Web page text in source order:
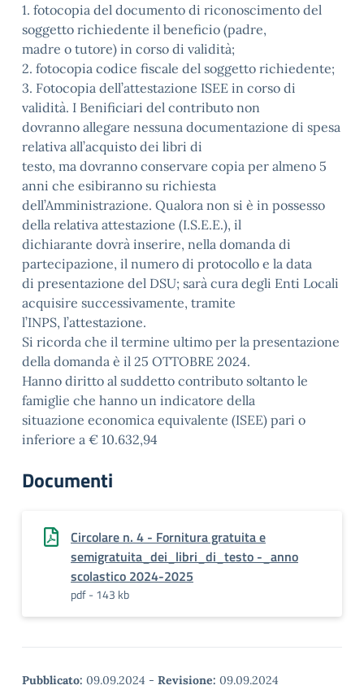
1. fotocopia del documento di riconoscimento del
soggetto richiedente il beneficio (padre,
madre o tutore) in corso di validità;
2. fotocopia codice fiscale del soggetto richiedente;
3. Fotocopia dell’attestazione ISEE in corso di
validità. I Benificiari del contributo non
dovranno allegare nessuna documentazione di spesa
relativa all’acquisto dei libri di
testo, ma dovranno conservare copia per almeno 5
anni che esibiranno su richiesta
dell’Amministrazione. Qualora non si è in possesso
della relativa attestazione (I.S.E.E.), il
dichiarante dovrà inserire, nella domanda di
partecipazione, il numero di protocollo e la data
di presentazione del DSU; sarà cura degli Enti Locali
acquisire successivamente, tramite
l’INPS, l’attestazione.
Si ricorda che il termine ultimo per la presentazione
della domanda è il 25 OTTOBRE 2024.
Hanno diritto al suddetto contributo soltanto le
famiglie che hanno un indicatore della
situazione economica equivalente (ISEE) pari o
inferiore a € 10.632,94
Documenti
Circolare n. 4 - Fornitura gratuita e
semigratuita_dei_libri_di_testo -_anno
scolastico 2024-2025
pdf - 143 kb
Pubblicato: 09.09.2024 - Revisione: 09.09.2024